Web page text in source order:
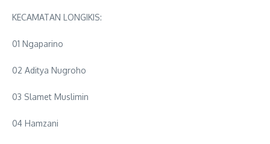
KECAMATAN LONGIKIS:
01 Ngaparino
02 Aditya Nugroho
03 Slamet Muslimin
04 Hamzani